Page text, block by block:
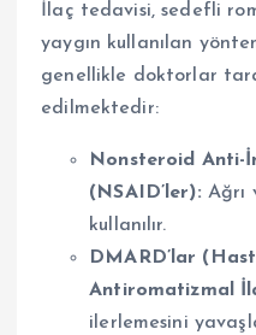
İlaç tedavisi, sedefli
yaygın kullanılan
genellikle doktorlar
edilmektedir:
Nonsteroid Anti-
(NSAID’ler): Ağrı
kullanılır.
DMARD’lar
Antiromatizmal
ilerlemesini